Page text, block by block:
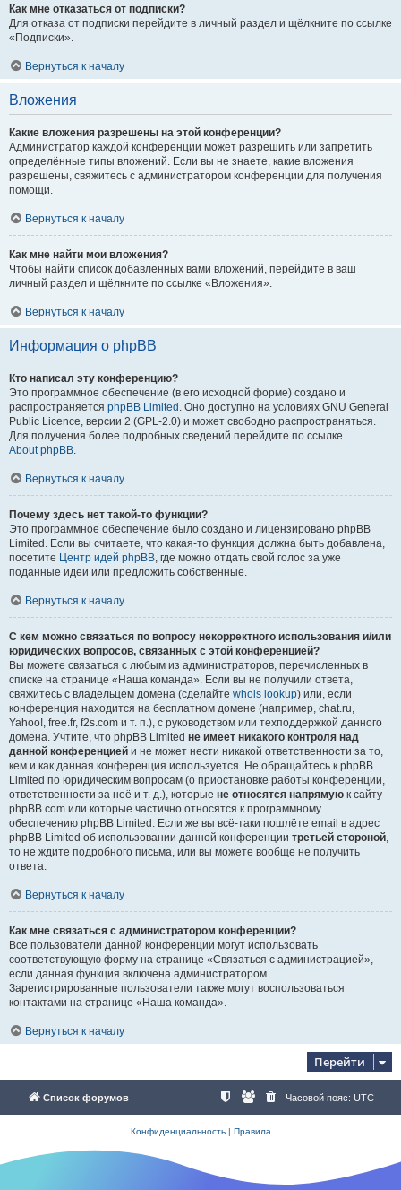
Как мне отказаться от подписки?
Для отказа от подписки перейдите в личный раздел и щёлкните по ссылке
«Подписки».
Вернуться к началу
Вложения
Какие вложения разрешены на этой конференции?
Администратор каждой конференции может разрешить или запретить
определённые типы вложений. Если вы не знаете, какие вложения
разрешены, свяжитесь с администратором конференции для получения
помощи.
Вернуться к началу
Как мне найти мои вложения?
Чтобы найти список добавленных вами вложений, перейдите в ваш
личный раздел и щёлкните по ссылке «Вложения».
Вернуться к началу
Информация о phpBB
Кто написал эту конференцию?
Это программное обеспечение (в его исходной форме) создано и
распространяется phpBB Limited . Оно доступно на условиях GNU General
Public Licence, версии 2 (GPL-2.0) и может свободно распространяться.
Для получения более подробных сведений перейдите по ссылке
About phpBB.
Вернуться к началу
Почему здесь нет такой-то функции?
Это программное обеспечение было создано и лицензировано phpBB
Limited. Если вы считаете, что какая-то функция должна быть добавлена,
посетите Центр идей phpBB, где можно отдать свой голос за уже
поданные идеи или предложить собственные.
Вернуться к началу
С кем можно связаться по вопросу некорректного использования и/или
юридических вопросов, связанных с этой конференцией?
Вы можете связаться с любым из администраторов, перечисленных в
списке на странице «Наша команда». Если вы не получили ответа,
свяжитесь с владельцем домена (сделайте whois lookup) или, если
конференция находится на бесплатном домене (например, chat.ru,
Yahoo!, free.fr, f2s.com и т. п.), с руководством или техподдержкой данного
домена. Учтите, что phpBB Limited не имеет никакого контроля над
данной конференцией и не может нести никакой ответственности за то,
кем и как данная конференция используется. Не обращайтесь к phpBB
Limited по юридическим вопросам (о приостановке работы конференции,
ответственности за неё и т. д.), которые не относятся напрямую к сайту
phpBB.com или которые частично относятся к программному
обеспечению phpBB Limited. Если же вы всё-таки пошлёте email в адрес
phpBB Limited об использовании данной конференции третьей стороной,
то не ждите подробного письма, или вы можете вообще не получить
ответа.
Вернуться к началу
Как мне связаться с администратором конференции?
Все пользователи данной конференции могут использовать
соответствующую форму на странице «Связаться с администрацией»,
если данная функция включена администратором.
Зарегистрированные пользователи также могут воспользоваться
контактами на странице «Наша команда».
Вернуться к началу
Перейти
Список форумов Часовой пояс: UTC
Конфиденциальность| Правила